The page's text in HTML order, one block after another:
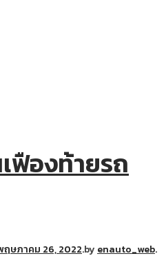
ฟืองท้ายรถ
ฤษภาคม 26, 2022.byenauto_web.